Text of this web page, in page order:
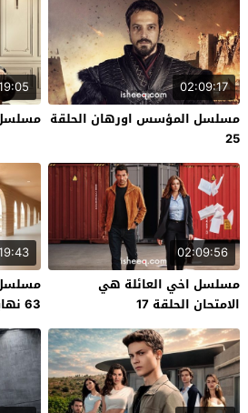
02:09:17
مسلسل المؤسس اورهان الحلقة
25
مسلسل
02:09:56
مسلسل اخي العائلة هي
الامتحان الحلقة 17
مسلسل
63 نهاية الموسم